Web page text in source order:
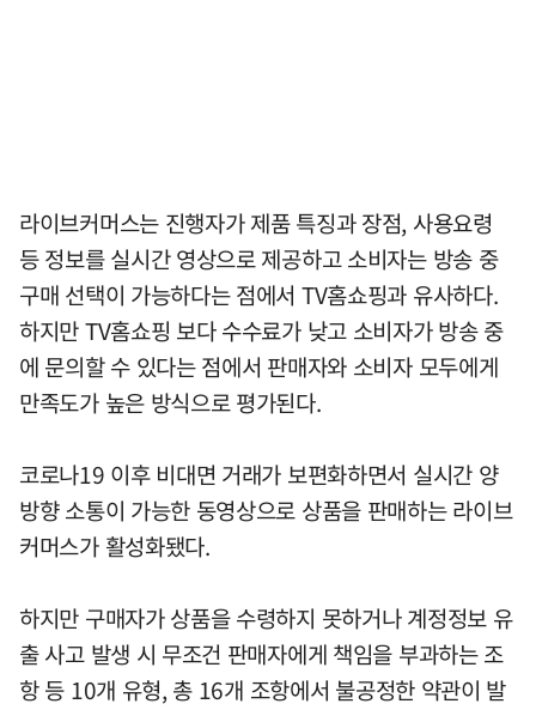
라이브커머스는 진행자가 제품 특징과 장점, 사용요령
등 정보를 실시간 영상으로 제공하고 소비자는 방송 중
구매 선택이 가능하다는 점에서 TV홈쇼핑과 유사하다.
하지만 TV홈쇼핑 보다 수수료가 낮고 소비자가 방송 중
에 문의할 수 있다는 점에서 판매자와 소비자 모두에게
만족도가 높은 방식으로 평가된다.
코로나19 이후 비대면 거래가 보편화하면서 실시간 양
방향 소통이 가능한 동영상으로 상품을 판매하는 라이브
커머스가 활성화됐다.
하지만 구매자가 상품을 수령하지 못하거나 계정정보 유
출 사고 발생 시 무조건 판매자에게 책임을 부과하는 조
항 등 10개 유형, 총 16개 조항에서 불공정한 약관이 발